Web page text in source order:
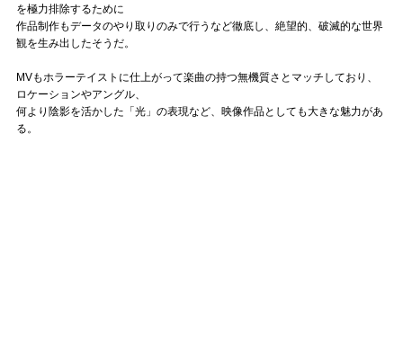
を極力排除するために
作品制作もデータのやり取りのみで行うなど徹底し、絶望的、破滅的な世界
観を生み出したそうだ。
MVもホラーテイストに仕上がって楽曲の持つ無機質さとマッチしており、
ロケーションやアングル、
何より陰影を活かした「光」の表現など、映像作品としても大きな魅力があ
る。